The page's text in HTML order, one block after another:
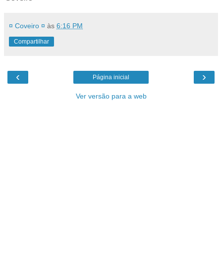
¤ Coveiro ¤ às 6:16 PM
Compartilhar
‹ ›
Página inicial
Ver versão para a web